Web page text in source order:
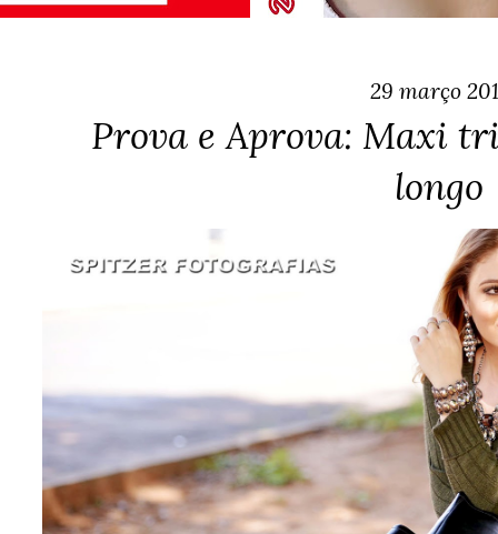
29 março
Prova e Aprova: Maxi
longo